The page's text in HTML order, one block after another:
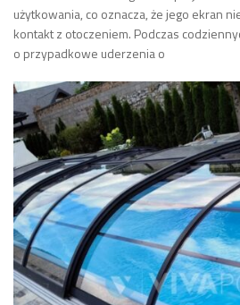
użytkowania, co oznacza, że jego ekran
kontakt z otoczeniem. Podczas
o przypadkowe uderzenia o